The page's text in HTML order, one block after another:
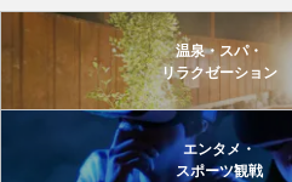
温泉・スパ・
リラクゼーション
エンタメ・
スポーツ観戦